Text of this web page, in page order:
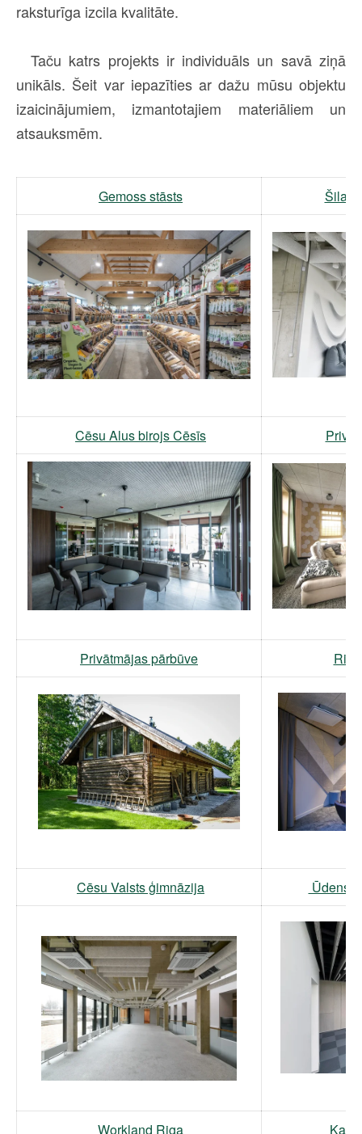
raksturīga izcila kvalitāte.
Taču katrs projekts ir individuāls un savā ziņā
unikāls. Šeit var iepazīties ar dažu mūsu objektu
izaicinājumiem, izmantotajiem materiāliem un
atsauksmēm.
Gemoss stāsts
Cēsu Alus birojs Cēsīs
Privātmājas pārbūve
Cēsu Valsts ģimnāzija Ūdens
Workland Riga